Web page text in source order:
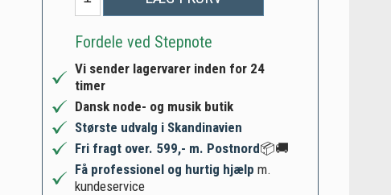
Fordele ved Stepnote
Vi sender lagervarer inden for 24
timer
Dansk node- og musik butik
Største udvalg i Skandinavien
Fri fragt over. 599,- m. Postnord📦🚚
Få professionel og hurtig hjælp m.
kundeservice